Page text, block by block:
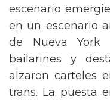
escenario
en un escenario
de Nueva York
bailarines y
alzaron carteles
trans. La puesta